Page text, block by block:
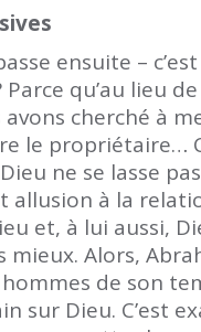
ensuite –
Parce qu’au lieu
cherché à
le propriétaire…
ne se lasse
allusion à la
et, à lui aussi,
mieux. Alors,
de son
sur Dieu. C’est